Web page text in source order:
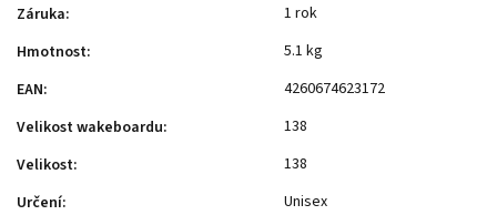
Záruka:
1 rok
Hmotnost:
5.1 kg
EAN:
4260674623172
Velikost wakeboardu:
138
Velikost:
138
Určení:
Unisex